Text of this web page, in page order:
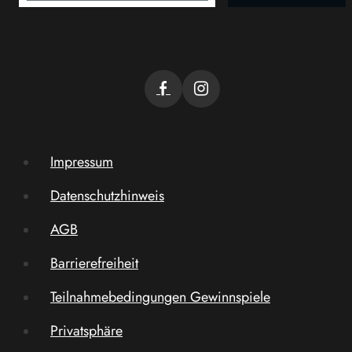
Impressum
Datenschutzhinweis
AGB
Barrierefreiheit
Teilnahmebedingungen Gewinnspiele
Privatsphäre